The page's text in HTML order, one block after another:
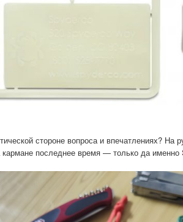
стороне вопроса и впечатлениях? На
кармане последнее время — только да именно